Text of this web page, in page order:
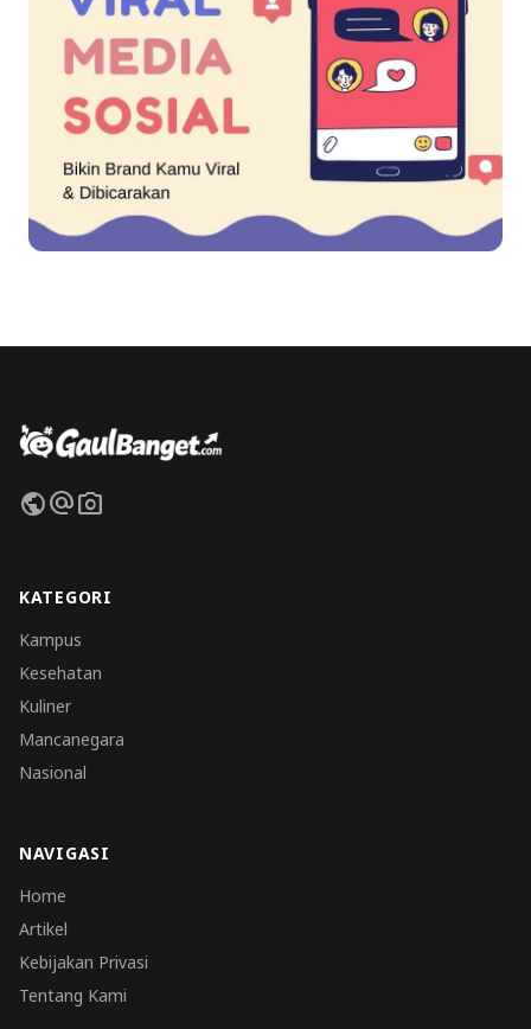
publicalternate_emailphoto_camera
KATEGORI
Kampus
Kesehatan
Kuliner
Mancanegara
Nasional
NAVIGASI
Home
Artikel
Kebijakan Privasi
Tentang Kami